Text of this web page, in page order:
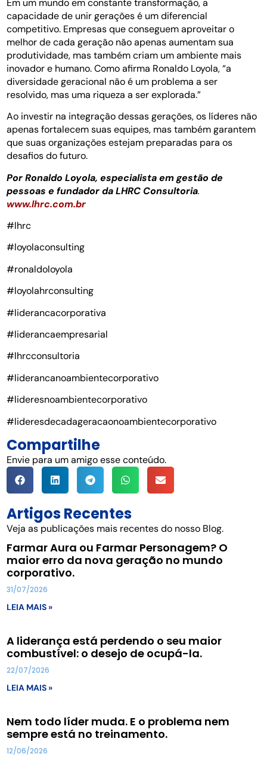
Em um mundo em constante transformação, a
capacidade de unir gerações é um diferencial
competitivo. Empresas que conseguem aproveitar o
melhor de cada geração não apenas aumentam sua
produtividade, mas também criam um ambiente mais
inovador e humano. Como afirma Ronaldo Loyola, “a
diversidade geracional não é um problema a ser
resolvido, mas uma riqueza a ser explorada.”
Ao investir na integração dessas gerações, os líderes não
apenas fortalecem suas equipes, mas também garantem
que suas organizações estejam preparadas para os
desafios do futuro.
Por Ronaldo Loyola, especialista em gestão de
pessoas e fundador da LHRC Consultoria.
www.lhrc.com.br
#lhrc
#loyolaconsulting
#ronaldoloyola
#loyolahrconsulting
#liderancacorporativa
#liderancaempresarial
#lhrcconsultoria
#liderancanoambientecorporativo
#lideresnoambientecorporativo
#lideresdecadageracaonoambientecorporativo
Compartilhe
Envie para um amigo esse conteúdo.
Artigos Recentes
Veja as publicações mais recentes do nosso Blog.
Farmar Aura ou Farmar Personagem? O
maior erro da nova geração no mundo
corporativo.
31/07/2026
LEIA MAIS »
A liderança está perdendo o seu maior
combustível: o desejo de ocupá-la.
22/07/2026
LEIA MAIS »
Nem todo líder muda. E o problema nem
sempre está no treinamento.
12/06/2026